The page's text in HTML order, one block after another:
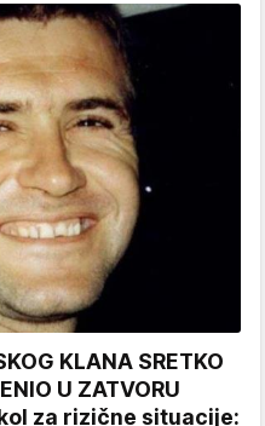
KLANA SRETKO
U ZATVORU
za rizične situacije: